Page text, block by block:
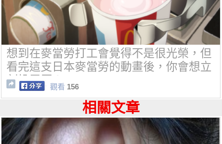
想到在麥當勞打工會覺得不是很光榮，但
看完這支日本麥當勞的動畫後，你會想立
刻投履歷！
觀看 156
相關文章